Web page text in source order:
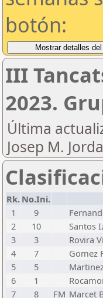
botón:
III
2023.
Última
Josep M.
Rk. No.Ini.
1
9
2
10 Santos
3
3 Rovira
4
7 Gomez
5
5
6
1
7
8 FM Marcet